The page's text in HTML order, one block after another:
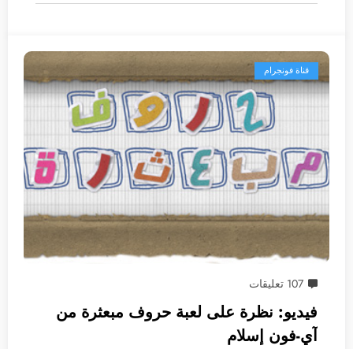
قناة فونجرام
107 تعليقات
فيديو: نظرة على لعبة حروف مبعثرة من
آي-فون إسلام